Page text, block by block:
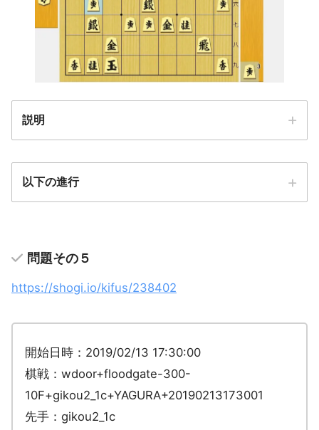
説明
以下の進行
問題その５
https://shogi.io/kifus/238402
開始日時：2019/02/13 17:30:00
棋戦：wdoor+floodgate-300-
10F+gikou2_1c+YAGURA+20190213173001
先手：gikou2_1c